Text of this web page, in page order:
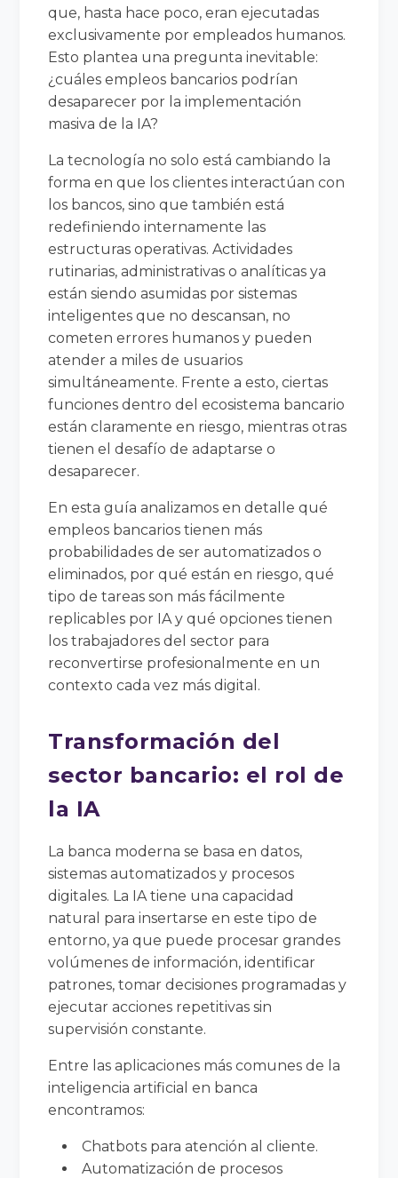
que, hasta hace poco, eran ejecutadas
exclusivamente por empleados humanos.
Esto plantea una pregunta inevitable:
¿cuáles empleos bancarios podrían
desaparecer por la implementación
masiva de la IA?
La tecnología no solo está cambiando la
forma en que los clientes interactúan con
los bancos, sino que también está
redefiniendo internamente las
estructuras operativas. Actividades
rutinarias, administrativas o analíticas ya
están siendo asumidas por sistemas
inteligentes que no descansan, no
cometen errores humanos y pueden
atender a miles de usuarios
simultáneamente. Frente a esto, ciertas
funciones dentro del ecosistema bancario
están claramente en riesgo, mientras otras
tienen el desafío de adaptarse o
desaparecer.
En esta guía analizamos en detalle qué
empleos bancarios tienen más
probabilidades de ser automatizados o
eliminados, por qué están en riesgo, qué
tipo de tareas son más fácilmente
replicables por IA y qué opciones tienen
los trabajadores del sector para
reconvertirse profesionalmente en un
contexto cada vez más digital.
Transformación del
sector bancario: el rol de
la IA
La banca moderna se basa en datos,
sistemas automatizados y procesos
digitales. La IA tiene una capacidad
natural para insertarse en este tipo de
entorno, ya que puede procesar grandes
volúmenes de información, identificar
patrones, tomar decisiones programadas y
ejecutar acciones repetitivas sin
supervisión constante.
Entre las aplicaciones más comunes de la
inteligencia artificial en banca
encontramos:
Chatbots para atención al cliente.
Automatización de procesos